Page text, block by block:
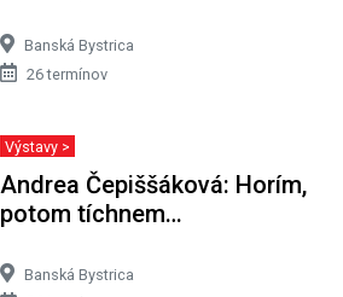
Banská Bystrica
26 termínov
Výstavy >
Andrea Čepiššáková: Horím,
potom tíchnem…
Banská Bystrica